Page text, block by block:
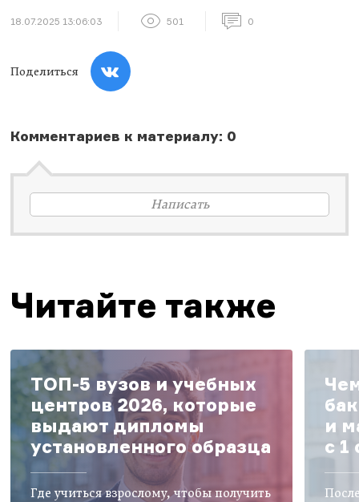
18.07.2025 13:06:03 501 0
Поделиться
Комментариев к материалу: 0
Написать
Читайте также
ТОП-5 вузов и учебных
центров 2026, которые
выдают дипломы
установленного образца
Где учиться взрослому, чтобы получить
и
с 1